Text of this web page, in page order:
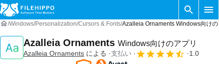
Windows Personalization Cursors & Fonts Azalleia Ornaments Windows向け
Azalleia Ornaments Windows向けのアプリ
Azalleia Ornaments による 支払い 1.0